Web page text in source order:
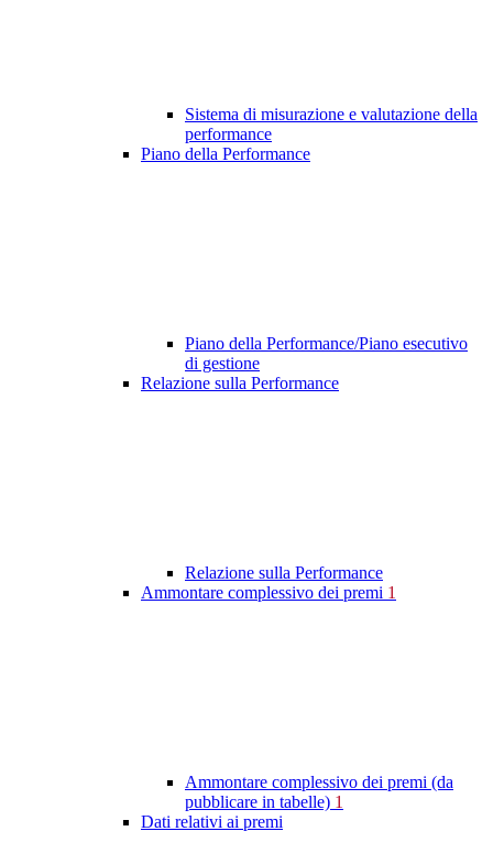
Sistema di misurazione e valutazione della
performance
Piano della Performance
Piano della Performance/Piano esecutivo
di gestione
Relazione sulla Performance
Relazione sulla Performance
Ammontare complessivo dei premi 1
Ammontare complessivo dei premi (da
pubblicare in tabelle) 1
Dati relativi ai premi